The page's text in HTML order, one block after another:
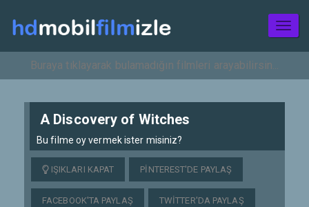
A Discovery of Witches
Bu filme oy vermek ister misiniz?
IŞIKLARI KAPAT PINTEREST'DE PAYLAŞ
FACEBOOK'TA PAYLAŞ TWITTER'DA PAYLAŞ